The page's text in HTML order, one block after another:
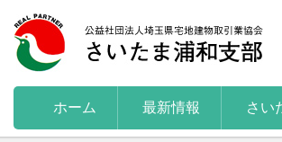
ホーム 最新情報 さい